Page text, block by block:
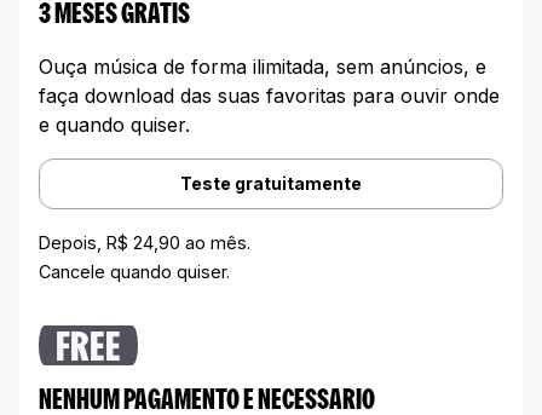
3 MESES GRATIS
Ouça música de forma ilimitada, sem anúncios, e
faça download das suas favoritas para ouvir onde
e quando quiser.
Teste gratuitamente
Depois, R$ 24,90 ao mês.
Cancele quando quiser.
FREE
NENHUM PAGAMENTO E NECESSARIO